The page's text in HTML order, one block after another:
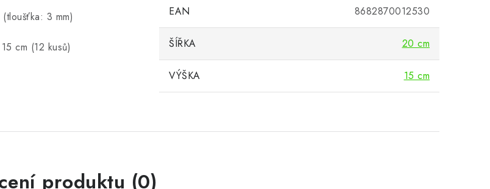
3 mm)
cm (12 kusů)
EAN 8682870012530
ŠÍŘKA 20 cm
VÝŠKA 15 cm
produktu (0)